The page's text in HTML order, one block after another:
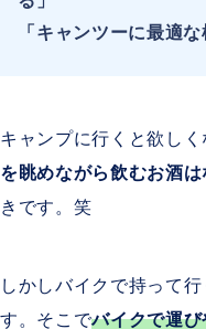
「キャンツーに最適
キャンプに行くと欲しく
を眺めながら飲むお酒
きです。笑
しかしバイクで持って
す。そこでバイクで運